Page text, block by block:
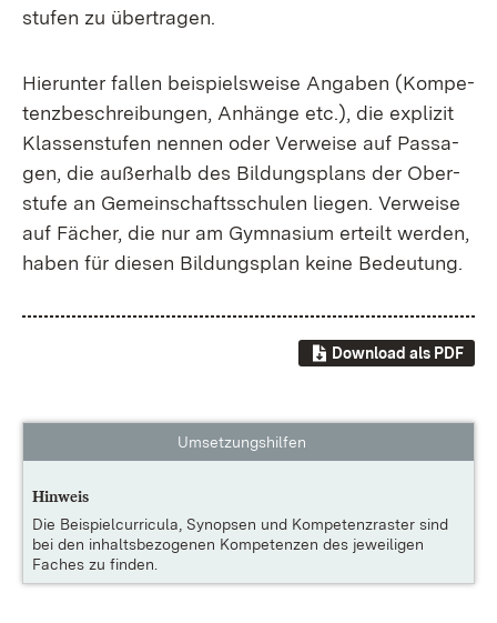
stu­fen zu über­tra­gen.
Hier­un­ter fal­len bei­spiels­wei­se An­ga­ben (Kom­pe­
tenz­be­schrei­bun­gen, An­hän­ge etc.), die ex­pli­zit
Klas­sen­stu­fen nen­nen oder Ver­wei­se auf Pas­sa­
gen, die au­ßer­halb des Bil­dungs­plans der Ober­
stu­fe an Ge­mein­schafts­schu­len lie­gen. Ver­wei­se
auf Fä­cher, die nur am Gym­na­si­um er­teilt wer­den,
ha­ben für die­sen Bil­dungs­plan kei­ne Be­deu­tung.
Download als PDF
Umsetzungshilfen
Hinweis
Die Beispielcurricula, Synopsen und Kompetenzraster sind
bei den inhaltsbezogenen Kompetenzen des jeweiligen
Faches zu finden.